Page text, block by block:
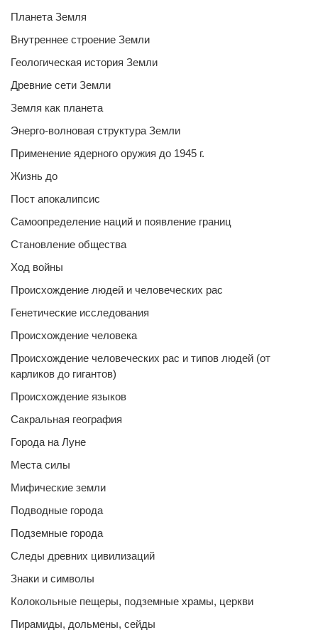
Планета Земля
Внутреннее строение Земли
Геологическая история Земли
Древние сети Земли
Земля как планета
Энерго-волновая структура Земли
Применение ядерного оружия до 1945 г.
Жизнь до
Пост апокалипсис
Самоопределение наций и появление границ
Становление общества
Ход войны
Происхождение людей и человеческих рас
Генетические исследования
Происхождение человека
Происхождение человеческих рас и типов людей (от
карликов до гигантов)
Происхождение языков
Сакральная география
Города на Луне
Места силы
Мифические земли
Подводные города
Подземные города
Следы древних цивилизаций
Знаки и символы
Колокольные пещеры, подземные храмы, церкви
Пирамиды, дольмены, сейды